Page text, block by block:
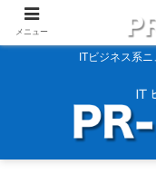
ITビジネス系
メニュー